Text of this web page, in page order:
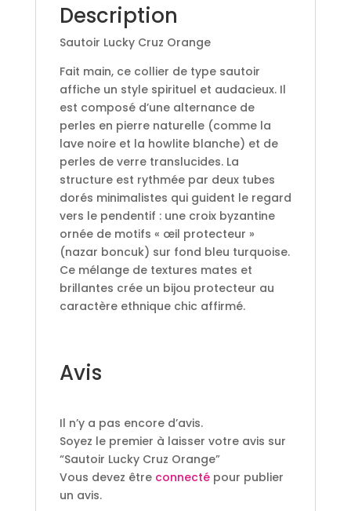
Description
Sautoir Lucky Cruz Orange
Fait main, ce collier de type sautoir
affiche un style spirituel et audacieux. Il
est composé d’une alternance de
perles en pierre naturelle (comme la
lave noire et la howlite blanche) et de
perles de verre translucides. La
structure est rythmée par deux tubes
dorés minimalistes qui guident le regard
vers le pendentif : une croix byzantine
ornée de motifs « œil protecteur »
(nazar boncuk) sur fond bleu turquoise.
Ce mélange de textures mates et
brillantes crée un bijou protecteur au
caractère ethnique chic affirmé.
Avis
Il n’y a pas encore d’avis.
Soyez le premier à laisser votre avis sur
“Sautoir Lucky Cruz Orange”
Vous devez être connectépour publier
un avis.